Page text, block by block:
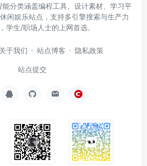
分类涵盖编程工具、设计素材、学习平
闲娱乐站点，支持多引擎搜索与生产力
学生/职场人士的上网首选。
关于我们 站点博客 隐私政策
站点提交